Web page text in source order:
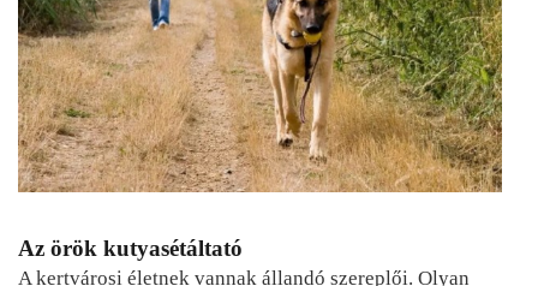
Az örök kutyasétáltató
A kertvárosi életnek vannak állandó szereplői. Olyan